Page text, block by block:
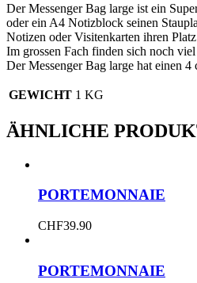
Der Messenger Bag large ist ein
oder ein A4 Notizblock seinen
Notizen oder Visitenkarten ihren
Im grossen Fach finden sich noch
Der Messenger Bag large hat einen
GEWICHT 1 KG
ÄHNLICHE
PORTEMONNAIE
CHF39.90
PORTEMONNAIE